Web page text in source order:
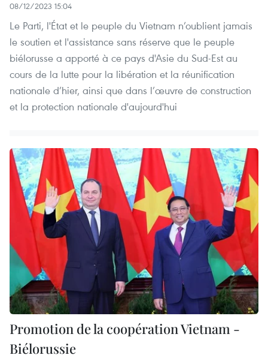
08/12/2023 15:04
Le Parti, l'État et le peuple du Vietnam n’oublient jamais
le soutien et l'assistance sans réserve que le peuple
biélorusse a apporté à ce pays d'Asie du Sud-Est au
cours de la lutte pour la libération et la réunification
nationale d’hier, ainsi que dans l’œuvre de construction
et la protection nationale d'aujourd'hui
Promotion de la coopération Vietnam -
Biélorussie